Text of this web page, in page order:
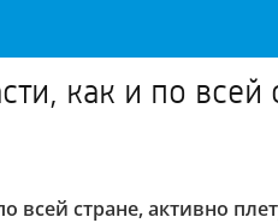
как и по
всей стране, активно